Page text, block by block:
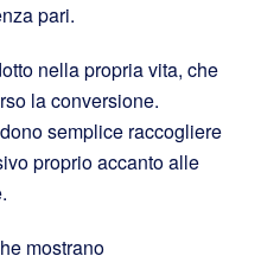
pari.
nella propria vita, che
la conversione.
semplice raccogliere
proprio accanto alle
mostrano